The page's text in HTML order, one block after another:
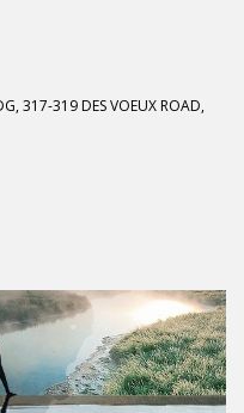
317-319 DES VOEUX ROAD,